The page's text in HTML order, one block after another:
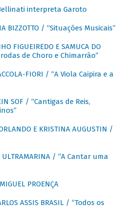
interpreta Garoto
BIZZOTTO / “Situações Musicais”
FIGUEIREDO E SAMUCA DO
rodas de Choro e Chimarrão”
FIORI / “A Viola Caipira e a
SOF / “Cantigas de Reis,
E KRISTINA AUGUSTIN /
ULTRAMARINA / “A Cantar uma
PROENÇA
ASSIS BRASIL / “Todos os